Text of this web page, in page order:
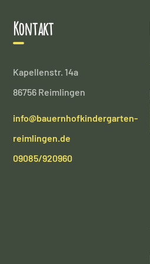
Kontakt
Kapellenstr. 14a
86756 Reimlingen
info@bauernhofkindergarten-
reimlingen.de
09085/920960